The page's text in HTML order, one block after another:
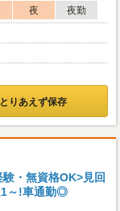
夜
夜勤
とりあえず保存
験・無資格OK>見回
1～!車通勤◎